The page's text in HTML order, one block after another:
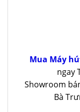
Mua Máy
ngay
Showroom
Bà